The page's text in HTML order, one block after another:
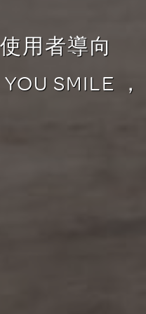
用者導向
SMILE